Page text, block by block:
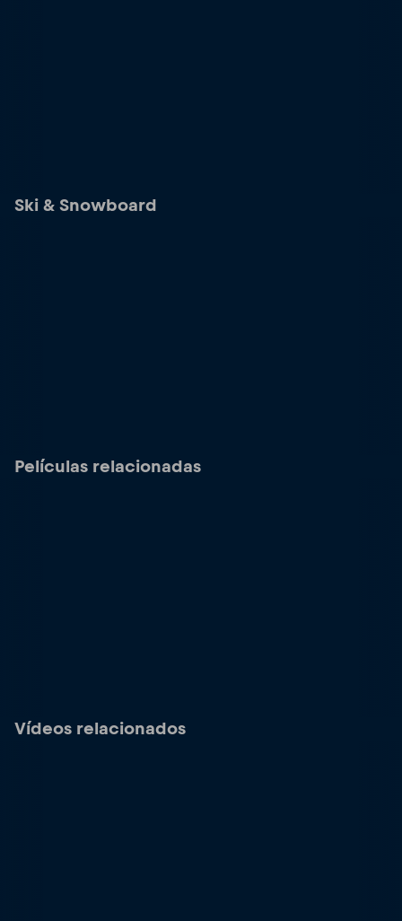
Ski & Snowboard
Películas relacionadas
Vídeos relacionados